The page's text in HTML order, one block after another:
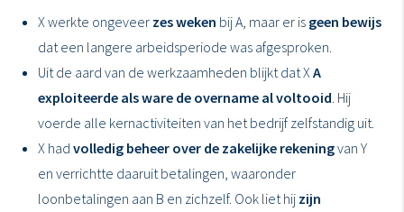
X werkte ongeveer zes weken bij A, maar er is geen bewijs
dat een langere arbeidsperiode was afgesproken.
Uit de aard van de werkzaamheden blijkt dat XA
exploiteerde als ware de overname al voltooid. Hij
voerde alle kernactiviteiten van het bedrijf zelfstandig uit.
X hadvolledig beheer over de zakelijke rekeningvan Y
en verrichtte daaruit betalingen, waaronder
loonbetalingen aan B en zichzelf. Ook liet hij zijn